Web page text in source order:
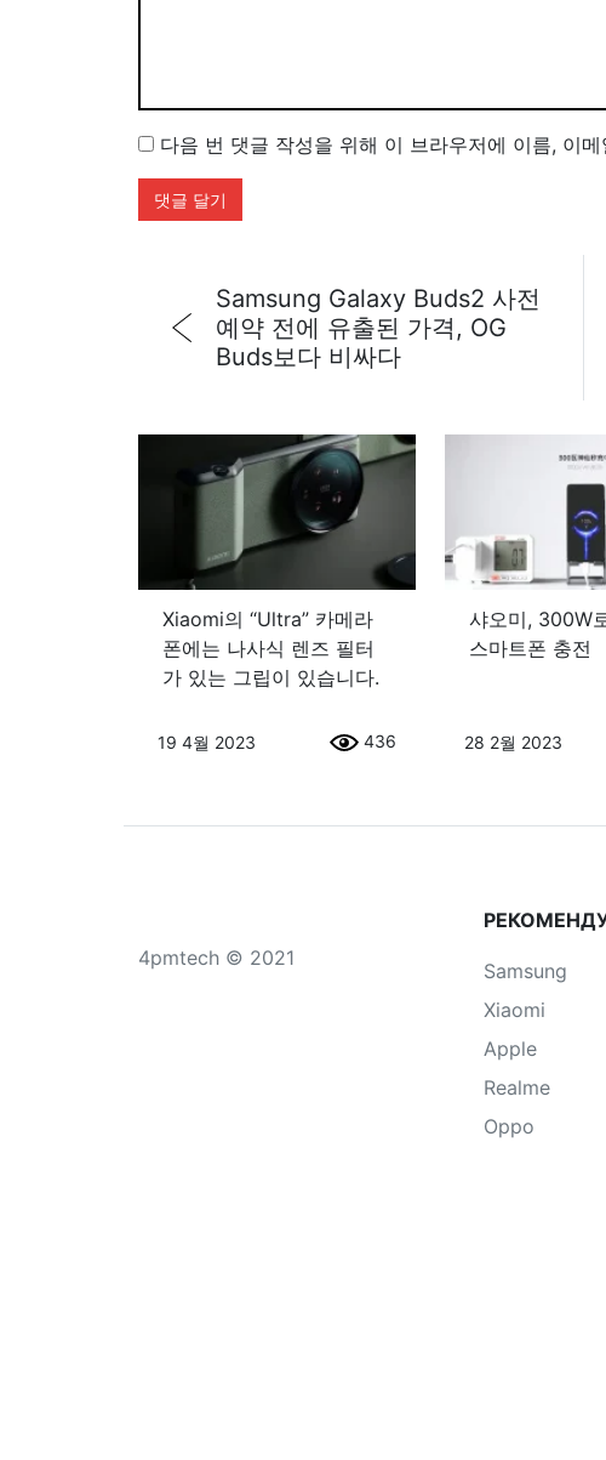
다음 번 댓글 작성을 위해 이 브라우저에 이름, 이
Samsung Galaxy Buds2 사전
예약 전에 유출된 가격, OG
Buds보다 비싸다
Xiaomi의 “Ultra” 카메라
폰에는 나사식 렌즈 필터
가 있는 그립이 있습니다.
19 4월 2023 436
샤오미, 300W
스마트폰 충전
28 2월 2023
4pmtech © 2021
Samsung
Xiaomi
Apple
Realme
Oppo